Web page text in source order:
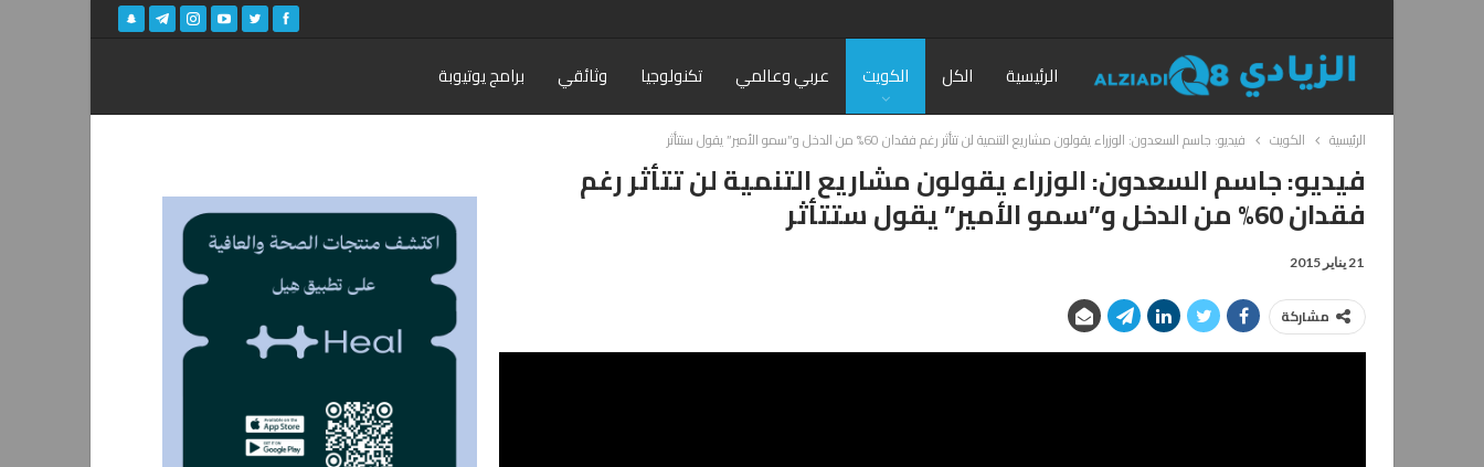
الرئيسية الكل الكويت عربي وعالمي تكنولوجيا وثائقي برامج يوتيوبة
الرئيسية الكويت فيديو: جاسم السعدون: الوزراء يقولون مشاريع التنمية لن تتأثر رغم فقدان 60% من الدخل و”سمو الأمير” يقول ستتأثر
فيديو: جاسم السعدون: الوزراء يقولون مشاريع التنمية لن تتأثر رغم
فقدان 60% من الدخل و”سمو الأمير” يقول ستتأثر
21 يناير 2015
مشاركة